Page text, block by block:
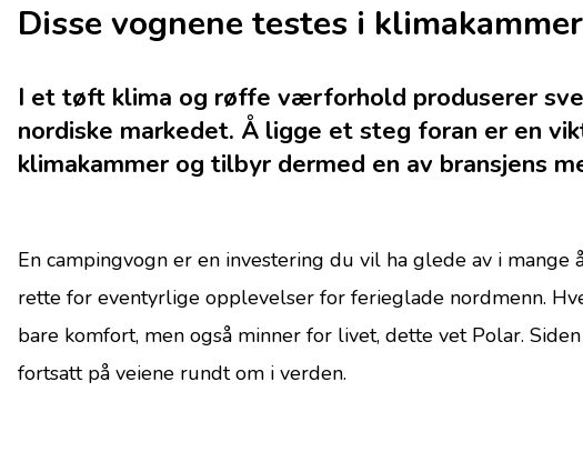
Disse vognene testes i klimakammer
I et tøft klima og røffe værforhold produserer
nordiske markedet. Å ligge et steg foran er en
klimakammer og tilbyr dermed en av bransjens
En campingvogn er en investering du vil ha glede av i
rette for eventyrlige opplevelser for ferieglade nordmenn.
bare komfort, men også minner for livet, dette vet Polar.
fortsatt på veiene rundt om i verden.